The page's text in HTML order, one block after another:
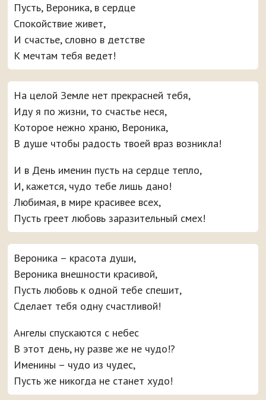
Пусть, Вероника, в сердце
Спокойствие живет,
И счастье, словно в детстве
К мечтам тебя ведет!
На целой Земле нет прекрасней тебя,
Иду я по жизни, то счастье неся,
Которое нежно храню, Вероника,
В душе чтобы радость твоей враз возникла!
И в День именин пусть на сердце тепло,
И, кажется, чудо тебе лишь дано!
Любимая, в мире красивее всех,
Пусть греет любовь заразительный смех!
Вероника – красота души,
Вероника внешности красивой,
Пусть любовь к одной тебе спешит,
Сделает тебя одну счастливой!
Ангелы спускаются с небес
В этот день, ну разве же не чудо!?
Именины – чудо из чудес,
Пусть же никогда не станет худо!